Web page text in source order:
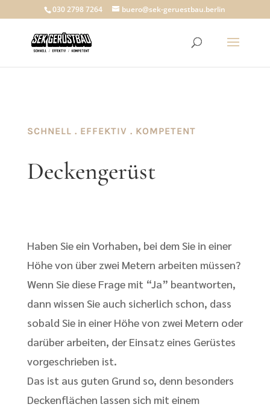
030 2798 7264 buero@sek-geruestbau.berlin
SCHNELL . EFFEKTIV . KOMPETENT
Deckengerüst
Haben Sie ein Vorhaben, bei dem Sie in einer
Höhe von über zwei Metern arbeiten müssen?
Wenn Sie diese Frage mit “Ja” beantworten,
dann wissen Sie auch sicherlich schon, dass
sobald Sie in einer Höhe von zwei Metern oder
darüber arbeiten, der Einsatz eines Gerüstes
vorgeschrieben ist.
Das ist aus guten Grund so, denn besonders
Deckenflächen lassen sich mit einem